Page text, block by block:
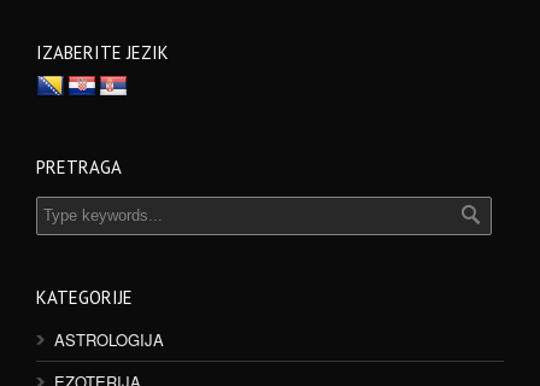
IZABERITE JEZIK
PRETRAGA
KATEGORIJE
ASTROLOGIJA